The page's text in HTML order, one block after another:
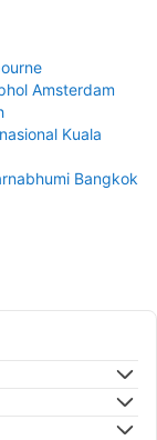
Amsterdam
Kuala
Bangkok